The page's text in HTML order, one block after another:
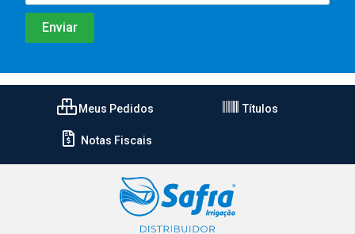
Meus Pedidos Títulos
Notas Fiscais